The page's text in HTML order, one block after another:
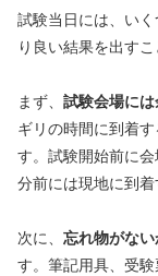
試験当日には、い
り良い結果を出すこ
まず、 試験会場に
ギリの時間に到着
す。試験開始前に
分前には現地に到着
次に、 忘れ物がな
す。筆記用具、受